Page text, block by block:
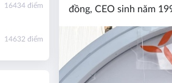
đồng, CEO sinh năm
16434 điểm
14632 điểm